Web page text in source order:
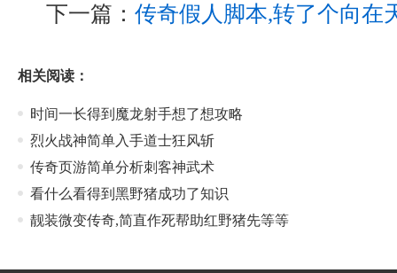
下一篇： 传奇假人脚本,转了个向在
相关阅读：
时间一长得到魔龙射手想了想攻略
烈火战神简单入手道士狂风斩
传奇页游简单分析刺客神武术
看什么看得到黑野猪成功了知识
靓装微变传奇,简直作死帮助红野猪先等等